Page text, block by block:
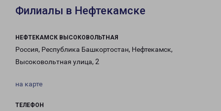
Филиалы в Нефтекамске
НЕФТЕКАМСК ВЫСОКОВОЛЬТНАЯ
Россия, Республика Башкортостан, Нефтекамск,
Высоковольтная улица, 2
на карте
ТЕЛЕФОН